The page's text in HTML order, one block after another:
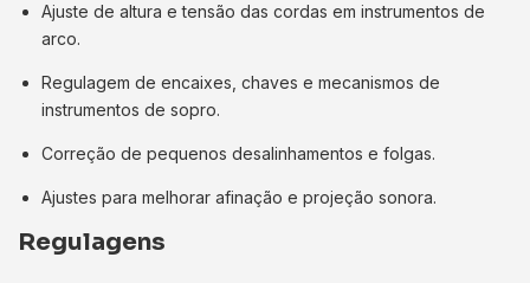
Ajuste de altura e tensão das cordas em instrumentos de
arco.
Regulagem de encaixes, chaves e mecanismos de
instrumentos de sopro.
Correção de pequenos desalinhamentos e folgas.
Ajustes para melhorar afinação e projeção sonora.
Regulagens